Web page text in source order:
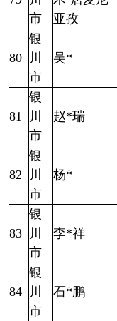
市
亚孜
80
银
川
市
吴*
81
银
川
市
赵*瑞
82
银
川
市
杨*
83
银
川
市
李*祥
84
银
川
市
石*鹏